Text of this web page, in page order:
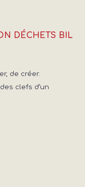
DÉCHETS BIL
de créer.
clefs d’un